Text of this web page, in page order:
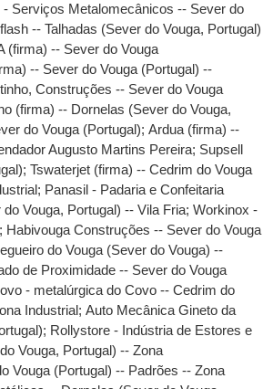
- Serviços Metalomecânicos -- Sever do
-- Talhadas (Sever do Vouga, Portugal)
(firma) -- Sever do Vouga
-- Sever do Vouga (Portugal) --
Construções -- Sever do Vouga
(firma) -- Dornelas (Sever do Vouga,
do Vouga (Portugal);Ardua (firma) --
Augusto Martins Pereira; Supsell
;Tswaterjet (firma) -- Cedrim do Vouga
; Panasil - Padaria e Confeitaria
Vouga, Portugal) -- Vila Fria;Workinox -
; Habivouga Construções -- Sever do Vouga
do Vouga (Sever do Vouga) --
de Proximidade -- Sever do Vouga
- metalúrgica do Covo -- Cedrim do
Industrial;Auto Mecânica Gineto da
; Rollystore - Indústria de Estores e
Vouga, Portugal) -- Zona
Vouga (Portugal) -- Padrões -- Zona